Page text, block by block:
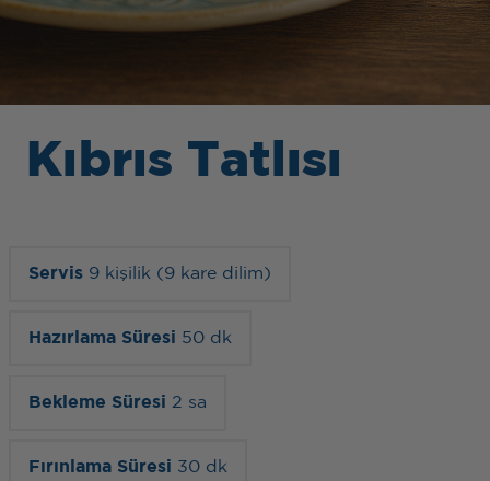
Kıbrıs Tatlısı
Servis 9 kişilik (9 kare dilim)
Hazırlama Süresi 50 dk
Bekleme Süresi 2 sa
Fırınlama Süresi 30 dk